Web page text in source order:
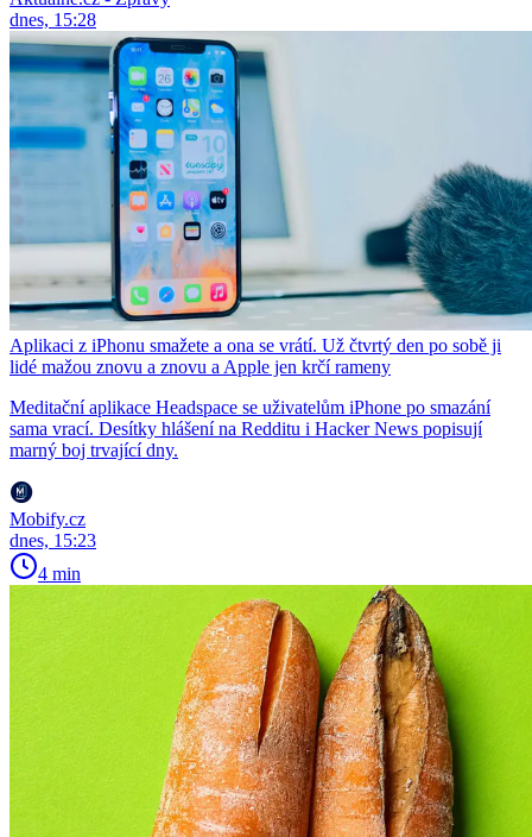
dnes, 15:28
Aplikaci z iPhonu smažete a ona se vrátí. Už čtvrtý den po sobě ji
lidé mažou znovu a znovu a Apple jen krčí rameny
Meditační aplikace Headspace se uživatelům iPhone po smazání
sama vrací. Desítky hlášení na Redditu i Hacker News popisují
marný boj trvající dny.
Mobify.cz
dnes, 15:23
4 min